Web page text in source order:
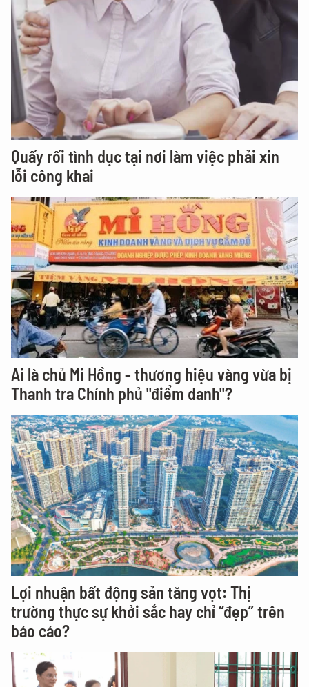
Quấy rối tình dục tại nơi làm việc phải xin
lỗi công khai
Ai là chủ Mi Hồng - thương hiệu vàng vừa bị
Thanh tra Chính phủ "điểm danh"?
Lợi nhuận bất động sản tăng vọt: Thị
trường thực sự khởi sắc hay chỉ “đẹp” trên
báo cáo?